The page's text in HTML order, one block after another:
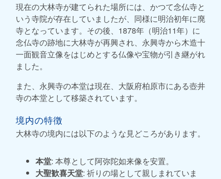
現在の大林寺が建てられた場所には、かつて念仏寺と
いう寺院が存在していましたが、同様に明治初年に廃
寺となっています。その後、1878年（明治11年）に
念仏寺の跡地に大林寺が再興され、永興寺から木造十
一面観音立像をはじめとする仏像や宝物が引き継がれ
ました。
また、永興寺の本堂は現在、大阪府柏原市にある壺井
寺の本堂として移築されています。
境内の特徴
大林寺の境内には以下のような見どころがあります。
本堂: 本尊として阿弥陀如来像を安置。
大聖歓喜天堂: 祈りの場として親しまれていま